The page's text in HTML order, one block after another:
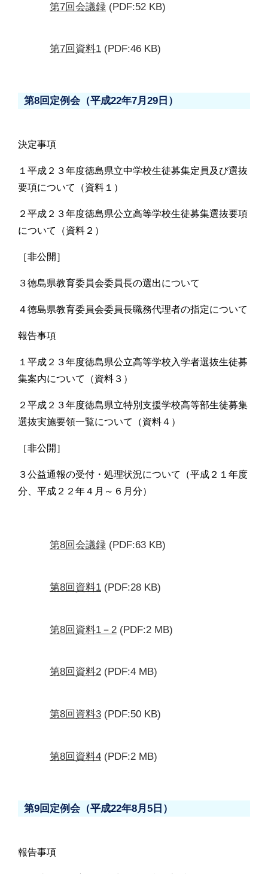
第7回会議録 (PDF:52 KB)
第7回資料1 (PDF:46 KB)
第8回定例会（平成22年7月29日）
決定事項
１平成２３年度徳島県立中学校生徒募集定員及び選抜
要項について（資料１）
２平成２３年度徳島県公立高等学校生徒募集選抜要項
について（資料２）
［非公開］
３徳島県教育委員会委員長の選出について
４徳島県教育委員会委員長職務代理者の指定について
報告事項
１平成２３年度徳島県公立高等学校入学者選抜生徒募
集案内について（資料３）
２平成２３年度徳島県立特別支援学校高等部生徒募集
選抜実施要領一覧について（資料４）
［非公開］
３公益通報の受付・処理状況について（平成２１年度
分、平成２２年４月～６月分）
第8回会議録 (PDF:63 KB)
第8回資料1 (PDF:28 KB)
第8回資料1－2 (PDF:2 MB)
第8回資料2 (PDF:4 MB)
第8回資料3 (PDF:50 KB)
第8回資料4 (PDF:2 MB)
第9回定例会（平成22年8月5日）
報告事項